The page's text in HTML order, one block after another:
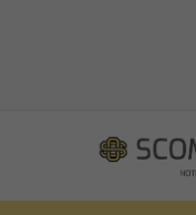
contenuto